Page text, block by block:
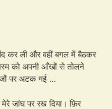
कर ली और वहीं बगल में बैठकर
को अपनी आँखों से तोलने
पर अटक गई …
जांघ पर रख दिया। फ़िर